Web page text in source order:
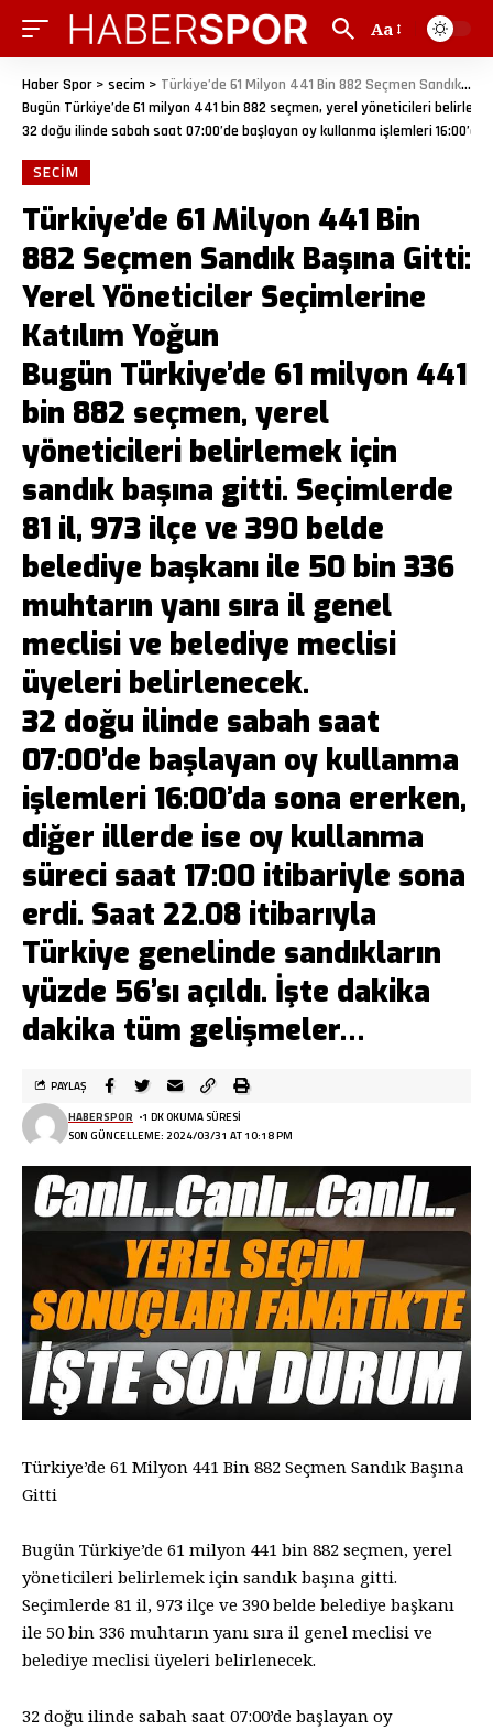
Aa
Haber Spor > secim > Türkiye’de 61 Milyon 441 Bin 882 Seçmen Sandık Başına Gitti: Yerel Yöneticiler Seçimlerine Katılım Yoğun
Bugün Türkiye’de 61 milyon 441 bin 882 seçmen, yerel yöneticileri
32 doğu ilinde sabah saat 07:00’de başlayan oy kullanma işlemleri
SECIM
Türkiye’de 61 Milyon 441 Bin
882 Seçmen Sandık Başına Gitti:
Yerel Yöneticiler Seçimlerine
Katılım Yoğun
Bugün Türkiye’de 61 milyon 441
bin 882 seçmen, yerel
yöneticileri belirlemek için
sandık başına gitti. Seçimlerde
81 il, 973 ilçe ve 390 belde
belediye başkanı ile 50 bin 336
muhtarın yanı sıra il genel
meclisi ve belediye meclisi
üyeleri belirlenecek.
32 doğu ilinde sabah saat
07:00’de başlayan oy kullanma
işlemleri 16:00’da sona ererken,
diğer illerde ise oy kullanma
süreci saat 17:00 itibariyle sona
erdi. Saat 22.08 itibarıyla
Türkiye genelinde sandıkların
yüzde 56’sı açıldı. İşte dakika
dakika tüm gelişmeler…
SON GÜNCELLEME: 2024/03/31 AT 10:18 PM
HABERSPOR 1 DK OKUMA SÜRESI
PAYLAŞ
Türkiye’de 61 Milyon 441 Bin 882 Seçmen Sandık Başına
Gitti
Bugün Türkiye’de 61 milyon 441 bin 882 seçmen, yerel
yöneticileri belirlemek için sandık başına gitti.
Seçimlerde 81 il, 973 ilçe ve 390 belde belediye başkanı
ile 50 bin 336 muhtarın yanı sıra il genel meclisi ve
belediye meclisi üyeleri belirlenecek.
32 doğu ilinde sabah saat 07:00’de başlayan oy